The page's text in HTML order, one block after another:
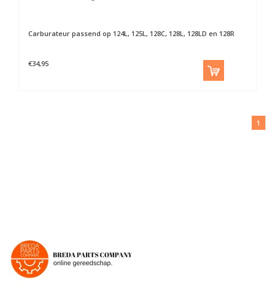
Carburateur passend op 124L, 125L, 128C, 128L, 128LD en 128R
€34,95
1